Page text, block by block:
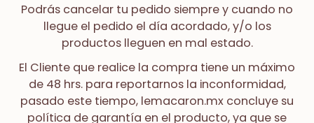
Podrás cancelar tu pedido siempre y cuando no
llegue el pedido el día acordado, y/o los
productos lleguen en mal estado.
El Cliente que realice la compra tiene un máximo
de 48 hrs. para reportarnos la inconformidad,
pasado este tiempo, lemacaron.mx concluye su
política de garantía en el producto, ya que se